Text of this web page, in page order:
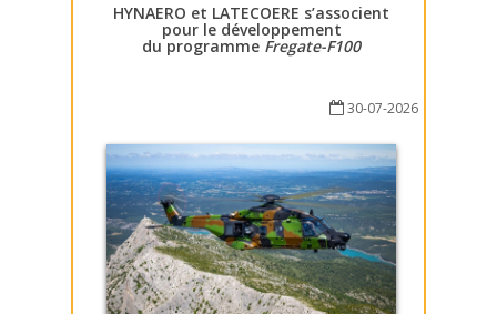
HYNAERO et LATECOERE s’associent
pour le développement
du programme Fregate-F100
30-07-2026